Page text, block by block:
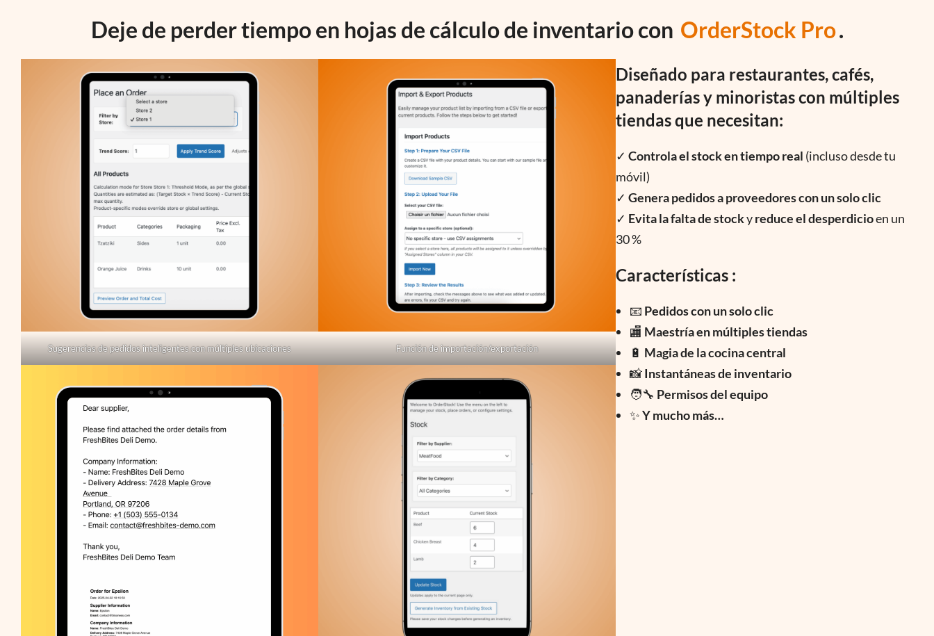
Deje de perder tiempo en hojas de cálculo de inventario con OrderStock Pro.
Sugerencias de pedidos inteligentes con múltiples ubicaciones Función de importación/exportación
Diseñado para restaurantes, cafés,
panaderías y minoristas con múltiples
tiendas que necesitan:
✓ Controla el stock en tiempo real (incluso desde tu
móvil)
✓ Genera pedidos a proveedores con un solo clic
✓ Evita la falta de stockyreduce el desperdicioen un
30 %
Características :
📧 Pedidos con un solo clic
🏬 Maestría en múltiples tiendas
🔋 Magia de la cocina central
📸Instantáneas de inventario
🧑‍🔧 Permisos del equipo
✨Y mucho más…